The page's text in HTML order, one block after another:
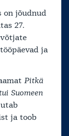
on jõudnud
27.
ja
Pitkä
Suomeen
ja toob